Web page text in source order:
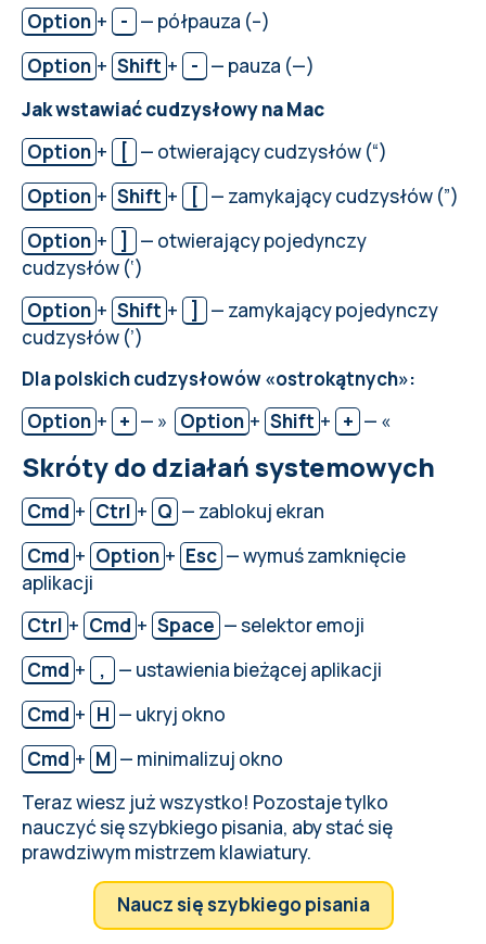
Option + - — półpauza (–)
Option + Shift + - — pauza (—)
Jak wstawiać cudzysłowy na Mac
Option + [ — otwierający cudzysłów (“)
Option + Shift + [ — zamykający cudzysłów (”)
Option + ]
— otwierający pojedynczy
cudzysłów (‘)
Option + Shift + ]
— zamykający pojedynczy
cudzysłów (’)
Dla polskich cudzysłowów «ostrokątnych»:
Option + + — » Option + Shift + + — «
Skróty do działań systemowych
Cmd + Ctrl + Q — zablokuj ekran
Cmd + Option + Esc — wymuś zamknięcie
aplikacji
Ctrl + Cmd + Space — selektor emoji
Cmd + ,
— ustawienia bieżącej aplikacji
Cmd + H — ukryj okno
Cmd + M — minimalizuj okno
Teraz wiesz już wszystko! Pozostaje tylko
nauczyć się szybkiego pisania, aby stać się
prawdziwym mistrzem klawiatury.
Naucz się szybkiego pisania